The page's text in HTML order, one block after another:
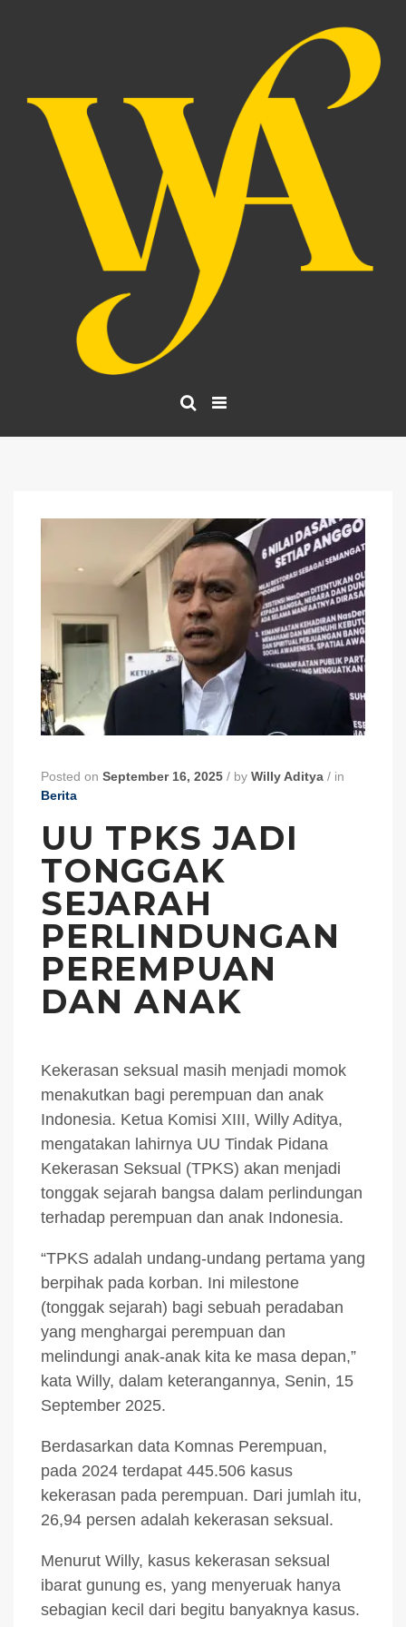
Posted on September 16, 2025 / by Willy Aditya / in
Berita
UU TPKS JADI
TONGGAK
SEJARAH
PERLINDUNGAN
PEREMPUAN
DAN ANAK
Kekerasan seksual masih menjadi momok
menakutkan bagi perempuan dan anak
Indonesia. Ketua Komisi XIII, Willy Aditya,
mengatakan lahirnya UU Tindak Pidana
Kekerasan Seksual (TPKS) akan menjadi
tonggak sejarah bangsa dalam perlindungan
terhadap perempuan dan anak Indonesia.
“TPKS adalah undang-undang pertama yang
berpihak pada korban. Ini milestone
(tonggak sejarah) bagi sebuah peradaban
yang menghargai perempuan dan
melindungi anak-anak kita ke masa depan,”
kata Willy, dalam keterangannya, Senin, 15
September 2025.
Berdasarkan data Komnas Perempuan,
pada 2024 terdapat 445.506 kasus
kekerasan pada perempuan. Dari jumlah itu,
26,94 persen adalah kekerasan seksual.
Menurut Willy, kasus kekerasan seksual
ibarat gunung es, yang menyeruak hanya
sebagian kecil dari begitu banyaknya kasus.